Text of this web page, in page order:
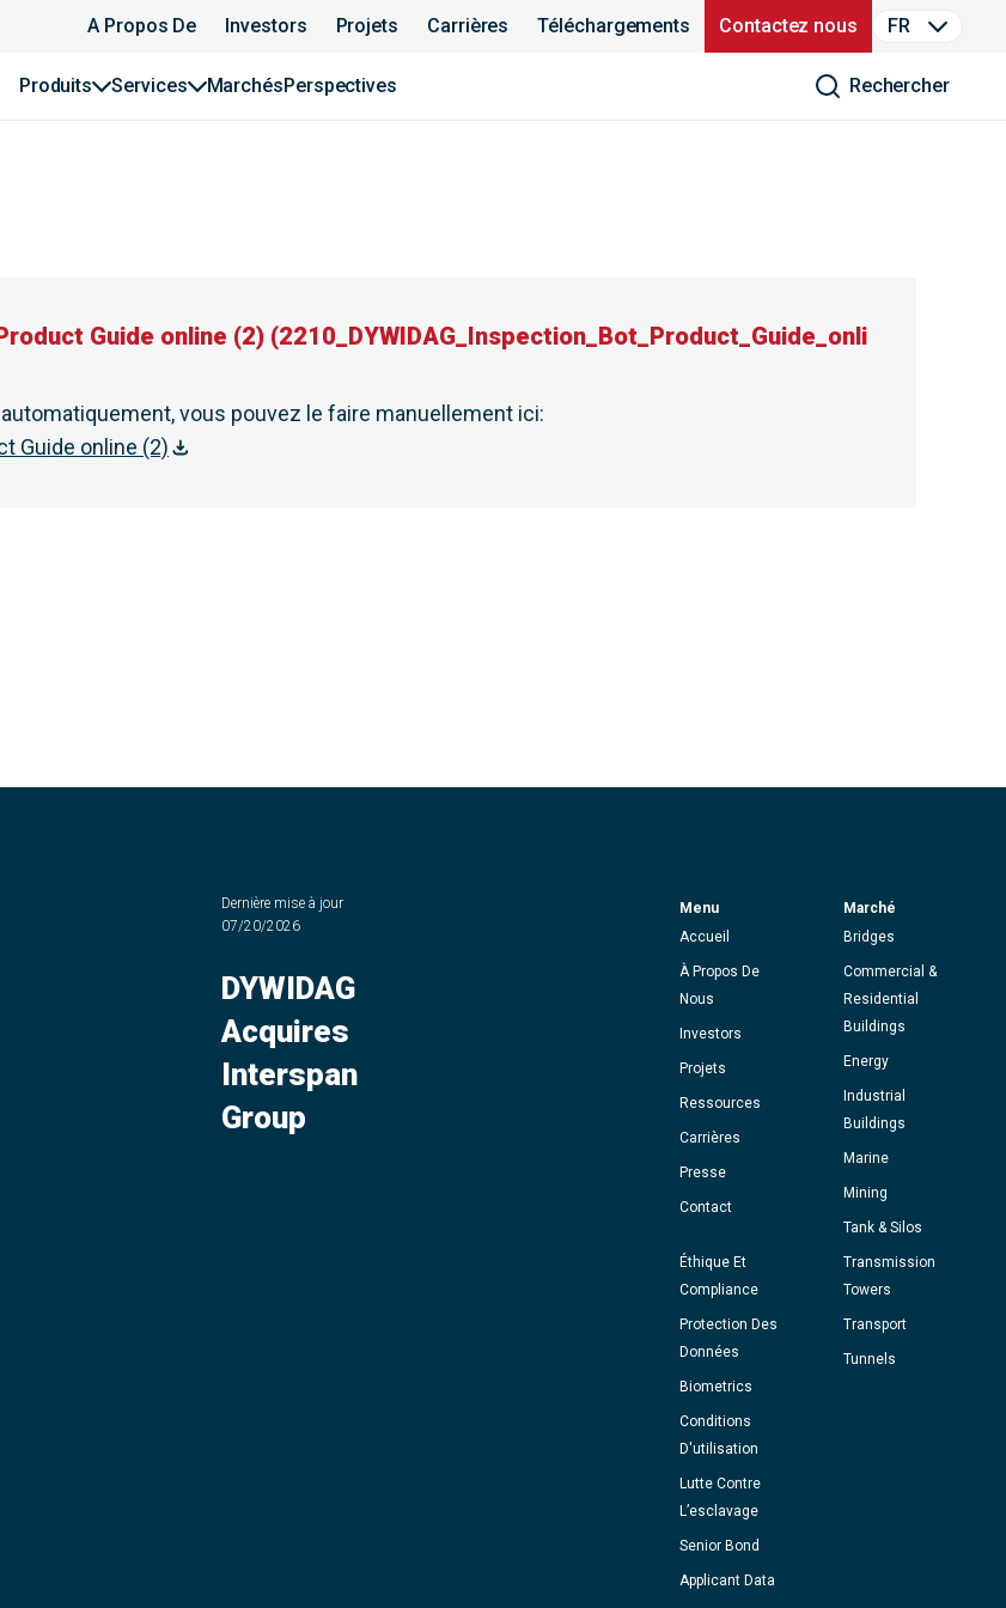
A Propos De Investors Projets Carrières Téléchargements Contactez nous FR
Produits Services MarchésPerspectives Rechercher
Guide online (2) (2210_DYWIDAG_Inspection_Bot_Product_Guide_onli
vous pouvez le faire manuellement ici:
Guide online (2)
Dernière mise à jour
07/20/2026
DYWIDAG
Acquires
Interspan
Group
Menu
Accueil
À Propos De
Nous
Investors
Projets
Ressources
Carrières
Presse
Contact
Éthique Et
Compliance
Protection Des
Données
Biometrics
Conditions
D'utilisation
Lutte Contre
L’esclavage
Senior Bond
Applicant Data
Marché
Bridges
Commercial &
Residential
Buildings
Energy
Industrial
Buildings
Marine
Mining
Tank & Silos
Transmission
Towers
Transport
Tunnels